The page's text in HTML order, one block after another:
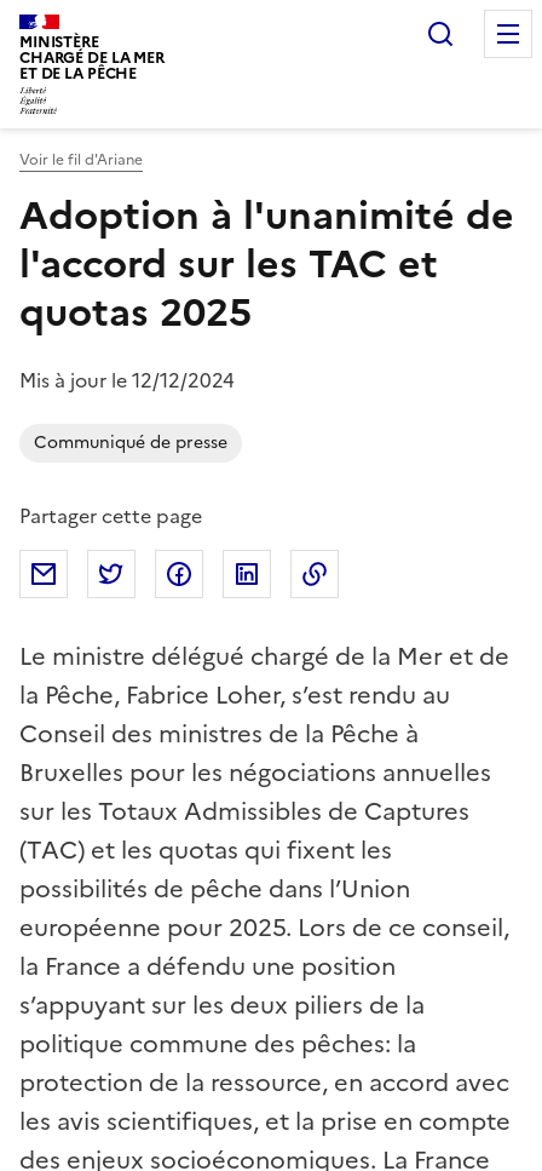
MINISTÈRE
CHARGÉ DE LA MER
ET DE LA PÊCHE
Voir le fil d'Ariane
Adoption à l'unanimité de
l'accord sur les TAC et
quotas 2025
Mis à jour le 12/12/2024
Communiqué de presse
Partager cette page
Partager par mailPartager sur Twitter
Partager sur Facebook
Partager sur Linkedin
Le ministre délégué chargé de la Mer et de
la Pêche, Fabrice Loher, s’est rendu au
Conseil des ministres de la Pêche à
Bruxelles pour les négociations annuelles
sur les Totaux Admissibles de Captures
(TAC) et les quotas qui fixent les
possibilités de pêche dans l’Union
européenne pour 2025. Lors de ce conseil,
la France a défendu une position
s’appuyant sur les deux piliers de la
politique commune des pêches: la
protection de la ressource, en accord avec
les avis scientifiques, et la prise en compte
des enjeux socioéconomiques. La France